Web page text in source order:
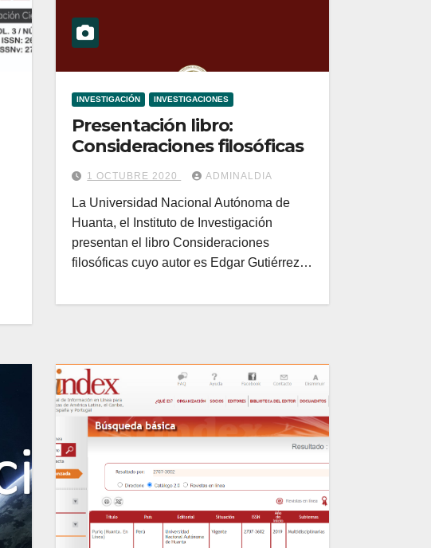
INVESTIGACIÓN INVESTIGACIONES
Presentación libro:
Consideraciones filosóficas
1 OCTUBRE 2020 ADMINALDIA
La Universidad Nacional Autónoma de
Huanta, el Instituto de Investigación
presentan el libro Consideraciones
filosóficas cuyo autor es Edgar Gutiérrez…